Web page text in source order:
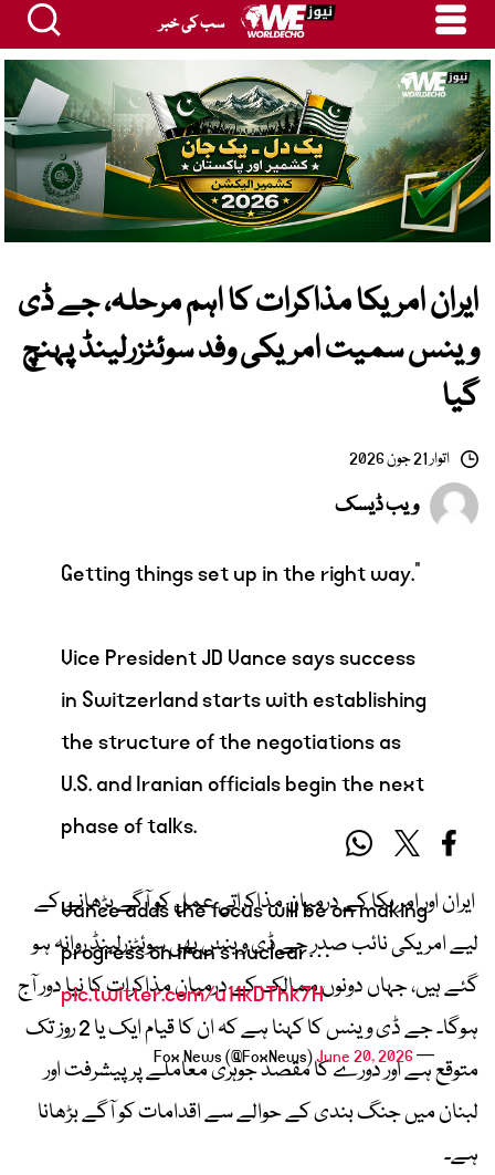
سب کی خبر
ایران امریکا مذاکرات کا اہم مرحلہ، جے ڈی
وینس سمیت امریکی وفد سوئٹزرلینڈ پہنچ
گیا
اتوار 21 جون 2026
ویب ڈیسک
Getting things set up in the right way.”
Vice President JD Vance says success
in Switzerland starts with establishing
the structure of the negotiations as
U.S. and Iranian officials begin the next
phase of talks.
Vance adds the focus will be on making
progress on Iran’s nuclear…
pic.twitter.com/u11kDThk7H
— Fox News (@FoxNews)
June 20, 2026
ایران اور امریکا کے درمیان مذاکراتی عمل کو آگے بڑھانے کے
لیے امریکی نائب صدر جے ڈی وینس بھی سوئٹزرلینڈ روانہ ہو
گئے ہیں، جہاں دونوں ممالک کے درمیان مذاکرات کا نیا دور آج
ہوگا۔ جے ڈی وینس کا کہنا ہے کہ ان کا قیام ایک یا 2 روز تک
متوقع ہے اور دورے کا مقصد جوہری معاملے پر پیشرفت اور
لبنان میں جنگ بندی کے حوالے سے اقدامات کو آگے بڑھانا
ہے۔